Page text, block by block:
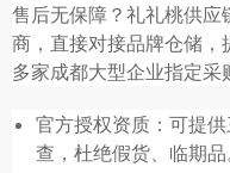
售后无保障？礼礼桃供应
商，直接对接品牌仓储，
多家成都大型企业指定采
官方授权资质：可提
查，杜绝假货、临期品